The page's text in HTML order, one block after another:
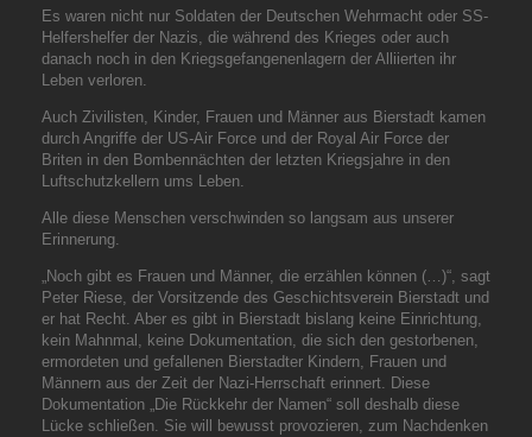
Es waren nicht nur Soldaten der Deutschen Wehrmacht oder SS-
Helfershelfer der Nazis, die während des Krieges oder auch
danach noch in den Kriegsgefangenenlagern der Alliierten ihr
Leben verloren.
Auch Zivilisten, Kinder, Frauen und Männer aus Bierstadt kamen
durch Angriffe der US-Air Force und der Royal Air Force der
Briten in den Bombennächten der letzten Kriegsjahre in den
Luftschutzkellern ums Leben.
Alle diese Menschen verschwinden so langsam aus unserer
Erinnerung.
„Noch gibt es Frauen und Männer, die erzählen können (…)“, sagt
Peter Riese, der Vorsitzende des Geschichtsverein Bierstadt und
er hat Recht. Aber es gibt in Bierstadt bislang keine Einrichtung,
kein Mahnmal, keine Dokumentation, die sich den gestorbenen,
ermordeten und gefallenen Bierstadter Kindern, Frauen und
Männern aus der Zeit der Nazi-Herrschaft erinnert. Diese
Dokumentation „Die Rückkehr der Namen“ soll deshalb diese
Lücke schließen. Sie will bewusst provozieren, zum Nachdenken